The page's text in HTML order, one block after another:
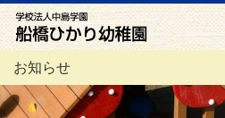
お知らせ